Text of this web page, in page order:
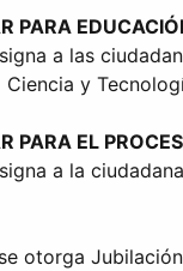
PARA
a las
y
PARA EL
a la
otorga